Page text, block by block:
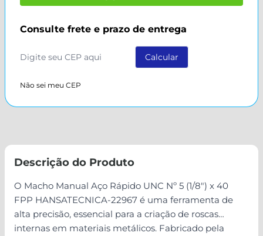
Consulte frete e prazo de entrega
Não sei meu CEP
Descrição do Produto
O Macho Manual Aço Rápido UNC Nº 5 (1/8") x 40
FPP HANSATECNICA-22967 é uma ferramenta de
alta precisão, essencial para a criação de roscas
internas em materiais metálicos. Fabricado pela